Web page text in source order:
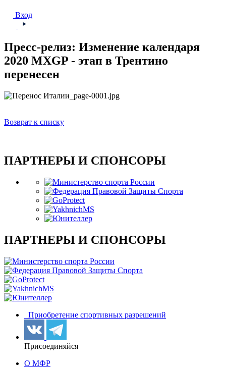
Вход
Пресс-релиз: Изменение календаря
2020 MXGP - этап в Трентино
перенесен
Возврат к списку
ПАРТНЕРЫ И СПОНСОРЫ
ПАРТНЕРЫ И СПОНСОРЫ
Приобретение спортивных разрешений
Присоединяйся
О МФР